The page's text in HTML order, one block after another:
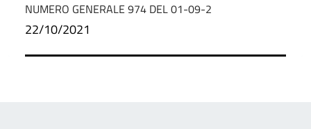
NUMERO GENERALE 974 DEL 01-09-2
22/10/2021